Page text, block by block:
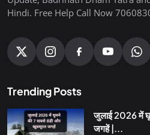
Hindi. Free Help Call Now
Trending Posts
जुलाई 2026 में
जगहें |...